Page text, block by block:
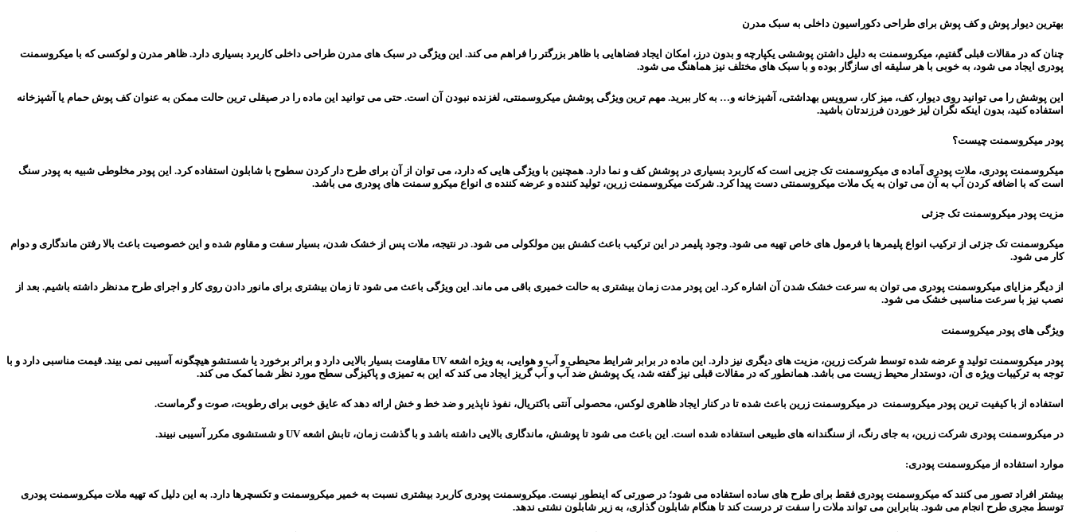
بهترین دیوار پوش و کف پوش برای طراحی دکوراسیون داخلی به سبک مدرن
چنان که در مقالات قبلی گفتیم، میکروسمنت به دلیل داشتن پوششی یکپارچه و بدون درز، امکان ایجاد فضاهایی با ظاهر بزرگتر را فراهم می کند. این ویژگی در سبک های مدرن طراحی داخلی کاربرد بسیاری دارد. ظاهر مدرن و لوکسی که با میکروسمنت
پودری ایجاد می شود، به خوبی با هر سلیقه ای سازگار بوده و با سبک های مختلف نیز هماهنگ می شود.
این پوشش را می توانید روی دیوار، کف، میز کار، سرویس بهداشتی، آشپزخانه و… به کار ببرید. مهم ترین ویژگی پوشش میکروسمنتی، لغزنده نبودن آن است. حتی می توانید این ماده را در صیقلی ترین حالت ممکن به عنوان کف پوش حمام یا آشپزخانه
استفاده کنید، بدون اینکه نگران لیز خوردن فرزندتان باشید.
پودر میکروسمنت چیست؟
میکروسمنت پودری، ملات پودری آماده ی میکروسمنت تک جزیی است که کاربرد بسیاری در پوشش کف و نما دارد. همچنین با ویژگی هایی که دارد، می توان از آن برای طرح دار کردن سطوح با شابلون استفاده کرد. این پودر مخلوطی شبیه به پودر سنگ
است که با اضافه کردن آب به آن می توان به یک ملات میکروسمنتی دست پیدا کرد. شرکت میکروسمنت زرین، تولید کننده و عرضه کننده ی انواع میکرو سمنت های پودری می باشد.
مزیت پودر میکروسمنت تک جزئی
میکروسمنت تک جزئی از ترکیب انواع پلیمرها با فرمول های خاص تهیه می شود. وجود پلیمر در این ترکیب باعث کشش بین مولکولی می شود. در نتیجه، ملات پس از خشک شدن، بسیار سفت و مقاوم شده و این خصوصیت باعث بالا رفتن ماندگاری و دوام
کار می شود.
از دیگر مزایای میکروسمنت پودری می توان به سرعت خشک شدن آن اشاره کرد. این پودر مدت زمان بیشتری به حالت خمیری باقی می ماند. این ویژگی باعث می شود تا زمان بیشتری برای مانور دادن روی کار و اجرای طرح مدنظر داشته باشیم. بعد از
نصب نیز با سرعت مناسبی خشک می شود.
ویژگی های پودر میکروسمنت
پودر میکروسمنت تولید و عرضه شده توسط شرکت زرین، مزیت های دیگری نیز دارد. این ماده در برابر شرایط محیطی و آب و هوایی، به ویژه اشعه UV مقاومت بسیار بالایی دارد و براثر برخورد یا شستشو هیچگونه آسیبی نمی بیند. قیمت مناسبی دارد و با
توجه به ترکیبات ویژه ی آن، دوستدار محیط زیست می باشد. همانطور که در مقالات قبلی نیز گفته شد، یک پوشش ضد آب و آب گریز ایجاد می کند که این به تمیزی و پاکیزگی سطح مورد نظر شما کمک می کند.
استفاده از با کیفیت ترین پودر میکروسمنت در میکروسمنت زرین باعث شده تا در کنار ایجاد ظاهری لوکس، محصولی آنتی باکتریال، نفوذ ناپذیر و ضد خط و خش ارائه دهد که عایق خوبی برای رطوبت، صوت و گرماست.
در میکروسمنت پودری شرکت زرین، به جای رنگ، از سنگندانه های طبیعی استفاده شده است. این باعث می شود تا پوشش، ماندگاری بالایی داشته باشد و با گذشت زمان، تابش اشعه UV و شستشوی مکرر آسیبی نبیند.
موارد استفاده از میکروسمنت پودری:
بیشتر افراد تصور می کنند که میکروسمنت پودری فقط برای طرح های ساده استفاده می شود؛ در صورتی که اینطور نیست. میکروسمنت پودری کاربرد بیشتری نسبت به خمیر میکروسمنت و تکسچرها دارد. به این دلیل که تهیه ملات میکروسمنت پودری
توسط مجری طرح انجام می شود. بنابراین می تواند ملات را سفت تر درست کند تا هنگام شابلون گذاری، به زیر شابلون نشتی ندهد.